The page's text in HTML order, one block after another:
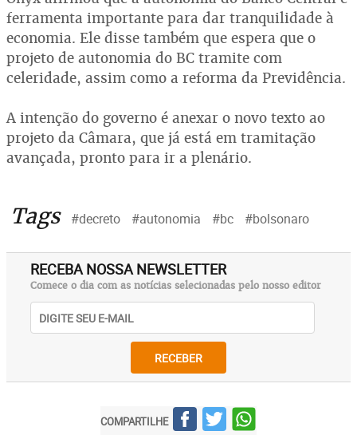
ferramenta importante para dar tranquilidade à
economia. Ele disse também que espera que o
projeto de autonomia do BC tramite com
celeridade, assim como a reforma da Previdência.
A intenção do governo é anexar o novo texto ao
projeto da Câmara, que já está em tramitação
avançada, pronto para ir a plenário.
Tags #decreto #autonomia #bc #bolsonaro
RECEBA NOSSA NEWSLETTER
Comece o dia com as notícias selecionadas pelo nosso editor
RECEBER
COMPARTILHE